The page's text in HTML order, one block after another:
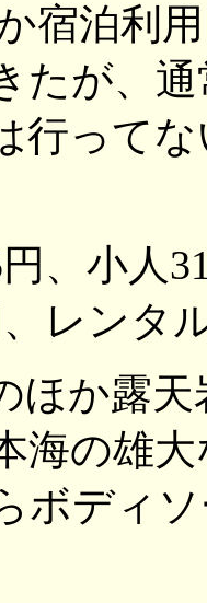
宿泊利
たが、
行って
、小人
、レンタ
ほか露
海の雄
ボディ